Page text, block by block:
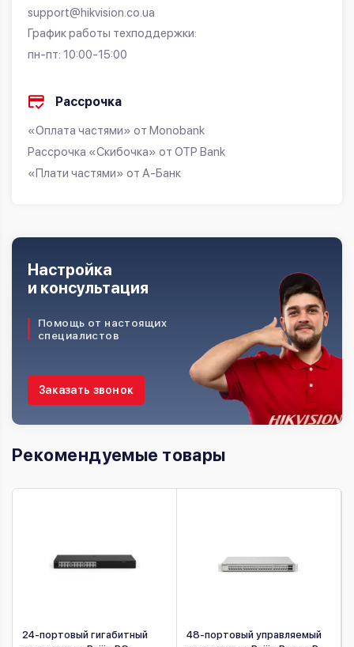
support@hikvision.co.ua
График работы техподдержки:
пн-пт: 10:00-15:00
Рассрочка
«Оплата частями» от Monobank
Рассрочка «Скибочка» от OTP Bank
«Плати частями» от А-Банк
Помощь от настоящих
специалистов
Настройка
и консультация
Заказать звонок
Рекомендуемые товары
24-портовый гигабитный
48-портовый управляемый